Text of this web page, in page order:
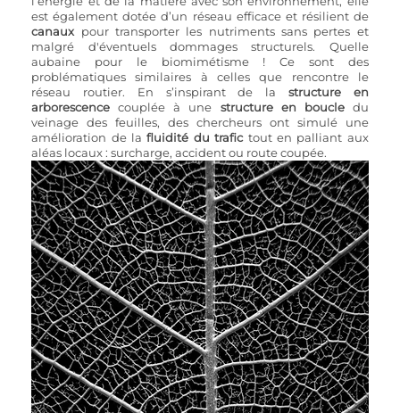
est également dotée d’un réseau efficace et résilient de
canaux pour transporter les nutriments sans pertes et
malgré d'éventuels dommages structurels. Quelle
aubaine pour le biomimétisme ! Ce sont des
problématiques similaires à celles que rencontre le
réseau routier. En s’inspirant de la structure en
arborescence couplée à une structure en boucle du
veinage des feuilles, des chercheurs ont simulé une
amélioration de la fluidité du trafic tout en palliant aux
aléas locaux : surcharge, accident ou route coupée.